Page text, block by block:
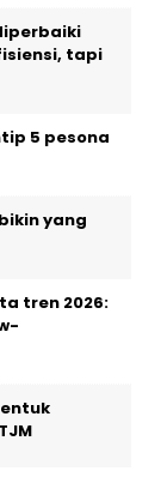
tapi
5 pesona
yang
tren 2026: